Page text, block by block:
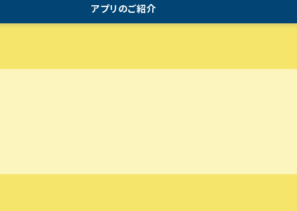
アプリのご紹介